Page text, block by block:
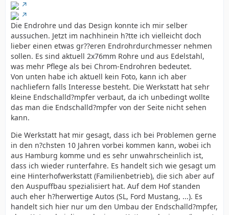
Die Endrohre und das Design konnte ich mir selber
aussuchen. Jetzt im nachhinein h?tte ich vielleicht doch
lieber einen etwas gr??eren Endrohrdurchmesser nehmen
sollen. Es sind aktuell 2x76mm Rohre und aus Edelstahl,
was mehr Pflege als bei Chrom-Endrohren bedeutet.
Von unten habe ich aktuell kein Foto, kann ich aber
nachliefern falls Interesse besteht. Die Werkstatt hat sehr
kleine Endschalld?mpfer verbaut, da ich unbedingt wollte
das man die Endschalld?mpfer von der Seite nicht sehen
kann.
Die Werkstatt hat mir gesagt, dass ich bei Problemen gerne
in den n?chsten 10 Jahren vorbei kommen kann, wobei ich
aus Hamburg komme und es sehr unwahrscheinlich ist,
dass ich wieder runterfahre. Es handelt sich wie gesagt um
eine Hinterhofwerkstatt (Familienbetrieb), die sich aber auf
den Auspuffbau spezialisiert hat. Auf dem Hof standen
auch eher h?herwertige Autos (SL, Ford Mustang, ...). Es
handelt sich hier nur um den Umbau der Endschalld?mpfer,